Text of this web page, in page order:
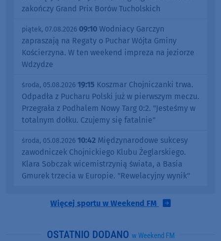
zakończy Grand Prix Borów Tucholskich
piątek, 07.08.2026 09:10 Wodniacy Garczyn
zapraszają na Regaty o Puchar Wójta Gminy
Kościerzyna. W ten weekend impreza na jeziorze
Wdzydze
środa, 05.08.2026 19:15 Koszmar Chojniczanki trwa.
Odpadła z Pucharu Polski już w pierwszym meczu.
Przegrała z Podhalem Nowy Targ 0:2. "Jesteśmy w
totalnym dołku. Czujemy się fatalnie"
środa, 05.08.2026 10:42 Międzynarodowe sukcesy
zawodniczek Chojnickiego Klubu Żeglarskiego.
Klara Sobczak wicemistrzynią świata, a Basia
Gmurek trzecia w Europie. "Rewelacyjny wynik"
Więcej sportu w Weekend FM
OSTATNIO DODANO w Weekend FM